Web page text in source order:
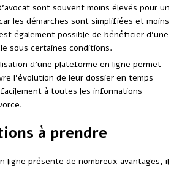
sont souvent moins élevés pour un
les démarches sont simplifiées et moins
également possible de bénéficier d’une
sous certaines conditions.
d’une plateforme en ligne permet
l’évolution de leur dossier en temps
à toutes les informations
à prendre
ligne présente de nombreux avantages, il